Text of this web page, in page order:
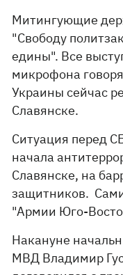
Митингующие
"Свободу
едины". Все
микрофона
Украины сейчас
Славянске.
Ситуация перед
начала
Славянске, на
защитников.
"Армии Юго-
Накануне
МВД Владимир